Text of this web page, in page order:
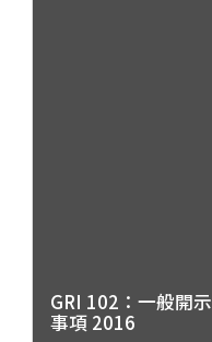
GRI 102：一般開示
事項 2016